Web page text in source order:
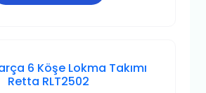
6 Köşe Lokma Takımı
Retta RLT2502